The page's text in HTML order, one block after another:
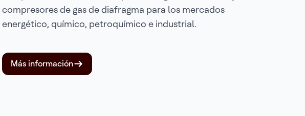
compresores de gas de diafragma para los mercados
energético, químico, petroquímico e industrial.
Más información